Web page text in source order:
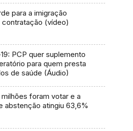
para a imigração
contratação (vídeo)
PCP quer suplemento
para quem presta
de saúde (Áudio)
foram votar e a
abstenção atingiu 63,6%